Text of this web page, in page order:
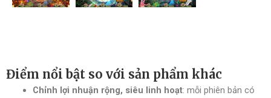
Điểm nổi bật so với sản phẩm khác
Chỉnh lợi nhuận rộng, siêu linh hoạt: mỗi phiên bản có